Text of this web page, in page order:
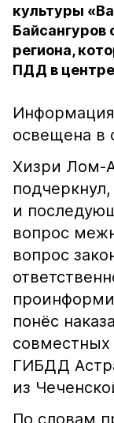
культуры
Байсангуров
региона,
ПДД в
освещена в
Хизри Лом-
и
вопрос
вопрос
понёс
совместных
ГИБДД
из
По словам